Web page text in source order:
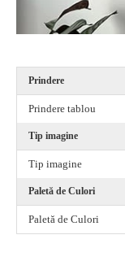
Prindere
Prindere tablou
Tip imagine
Tip imagine
Paletă de Culori
Paletă de Culori